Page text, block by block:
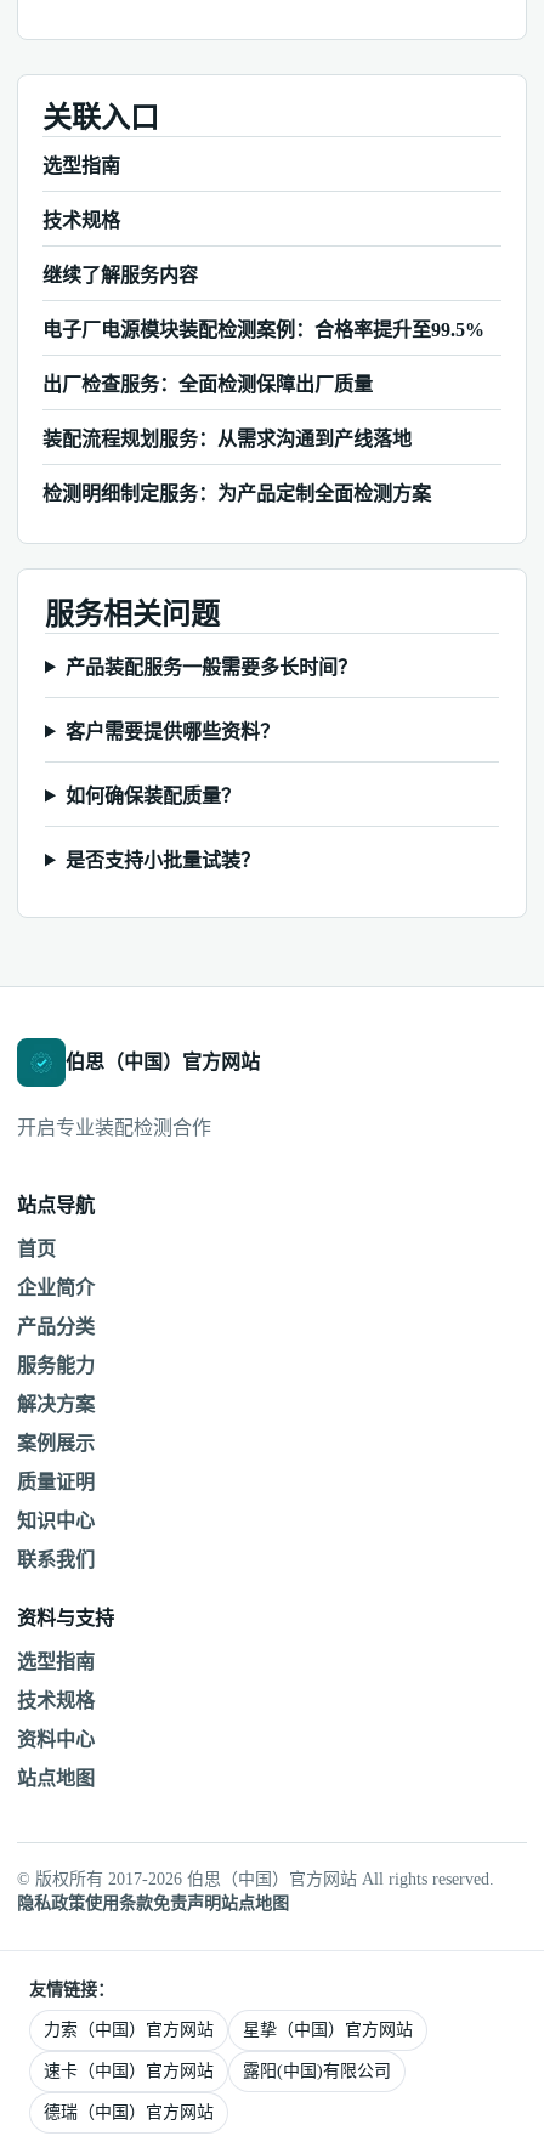
关联入口
选型指南
技术规格
继续了解服务内容
电子厂电源模块装配检测案例：合格率提升至99.5%
出厂检查服务：全面检测保障出厂质量
装配流程规划服务：从需求沟通到产线落地
检测明细制定服务：为产品定制全面检测方案
服务相关问题
产品装配服务一般需要多长时间？
客户需要提供哪些资料？
如何确保装配质量？
是否支持小批量试装？
伯思（中国）官方网站
开启专业装配检测合作
站点导航
首页
企业简介
产品分类
服务能力
解决方案
案例展示
质量证明
知识中心
联系我们
资料与支持
选型指南
技术规格
资料中心
站点地图
© 版权所有 2017-2026 伯思（中国）官方网站 All rights reserved.
隐私政策使用条款免责声明站点地图
友情链接：
力索（中国）官方网站 星挚（中国）官方网站
速卡（中国）官方网站 露阳(中国)有限公司
德瑞（中国）官方网站